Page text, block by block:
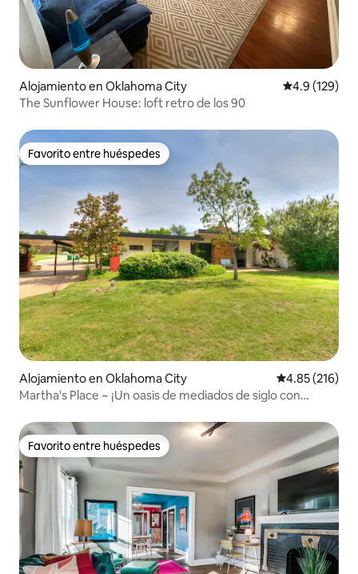
Alojamiento en Oklahoma City Calificación
4.9 (129)
The Sunflower House: loft retro de los 90
Favorito entre huéspedes
Favorito entre huéspedes
Alojamiento en Oklahoma City Calificación
4.85 (216)
Martha's Place ~ ¡Un oasis de mediados de siglo con
Favorito entre huéspedes
Favorito entre huéspedes